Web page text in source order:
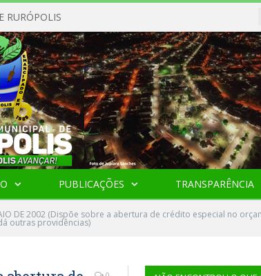
RURÓPOLIS
PUBLICAÇÕES TRANSPARÊNCIA
DE 2002 (Dispõe sobre a abertura de crédito especial no
outras providências)